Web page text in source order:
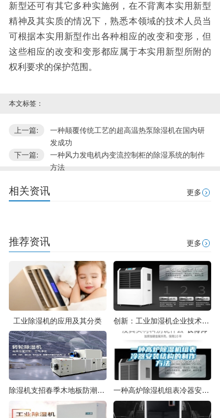
新型还可有其它多种实施例，在不背离本实用新型
精神及其实质的情况下，熟悉本领域的技术人员当
可根据本实用新型作出各种相应的改变和变形，但
这些相应的改变和变形都应属于本实用新型所附的
权利要求的保护范围。
本文标签：
上一篇:
一种颠覆传统工艺的超高温热泵除湿机在国内研
发成功
下一篇:
一种风力发电机内变流控制柜的除湿系统的制作
方法
相关资讯 更多
推荐资讯 更多
工业除湿机的应用及其分类 创新：工业加湿机企业技术超越 产品声誉化的基石
除湿机支招春季木地板防潮 拒绝湿漉漉 一种高炉除湿机组表冷器安装结构的制作方法